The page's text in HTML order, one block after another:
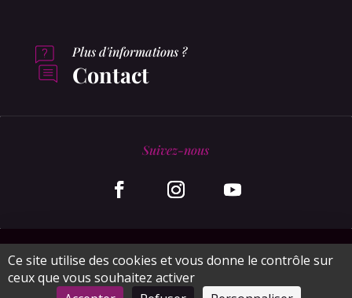
Plus d'informations ?
Contact
Suivez-nous
© MonaGraphic 2020
Ce site utilise des cookies et vous donne le contrôle sur
ceux que vous souhaitez activer